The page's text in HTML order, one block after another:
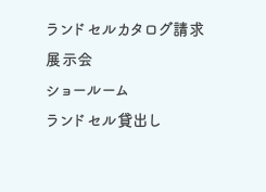
ランドセルカタログ請求
展示会
ショールーム
ランドセル貸出し